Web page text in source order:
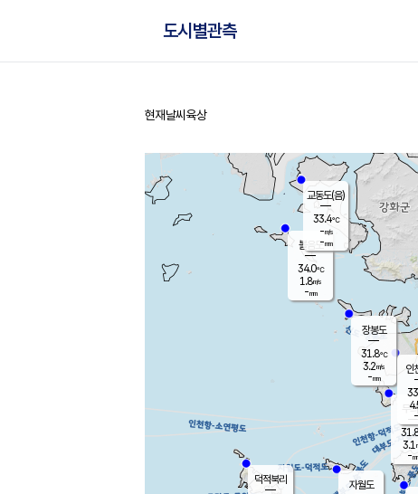
도시별관측
홈
현재날씨 육상
무
31.8
3.1
-
볼음도
34.0℃
1.8m/s
-mm
자월도
장봉도
31.8℃
3.2m/s
-mm
덕적북리
인
-
교동도(음)
33.4℃
-m/s
-mm